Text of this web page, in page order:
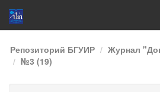
Skip
navigation
Репозиторий БГУИР Журнал
№3 (19)